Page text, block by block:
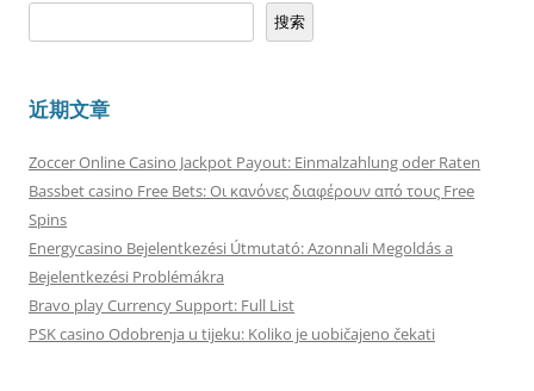
搜索
近期文章
Zoccer Online Casino Jackpot Payout: Einmalzahlung oder Raten
Bassbet casino Free Bets: Οι κανόνες διαφέρουν από τους Free
Spins
Energycasino Bejelentkezési Útmutató: Azonnali Megoldás a
Bejelentkezési Problémákra
Bravo play Currency Support: Full List
PSK casino Odobrenja u tijeku: Koliko je uobičajeno čekati